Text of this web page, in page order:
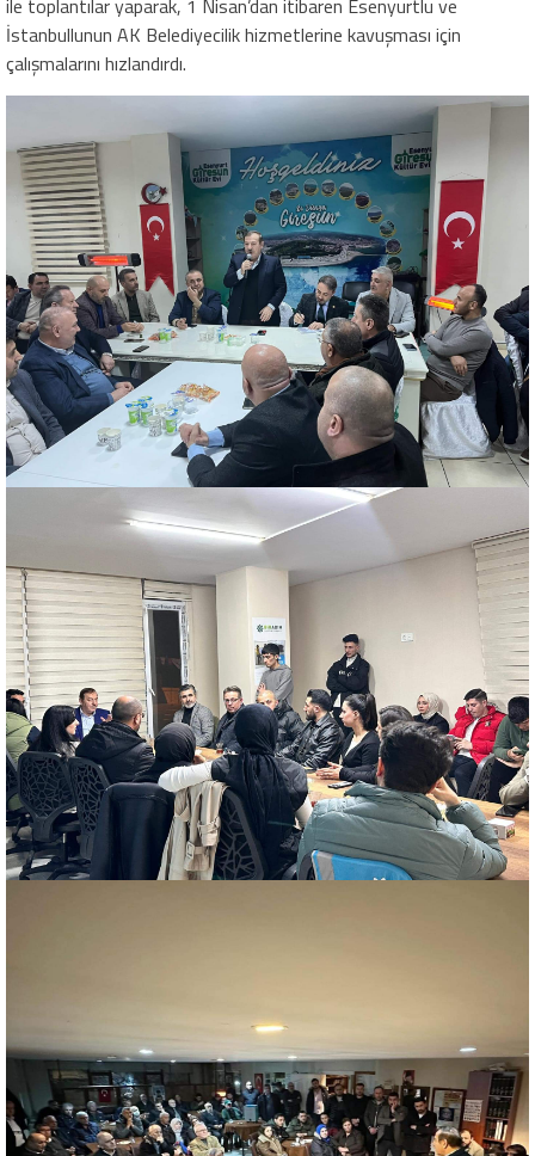
İstanbullunun AK Belediyecilik hizmetlerine kavuşması için
çalışmalarını hızlandırdı. ​